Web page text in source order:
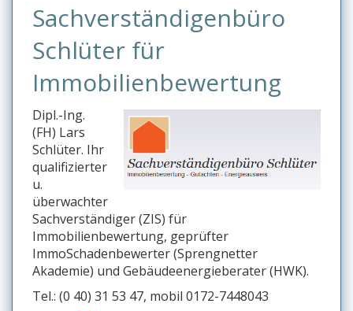
Sachverständigenbüro
Schlüter für
Immobilienbewertung
Dipl.-Ing.
(FH) Lars
Schlüter. Ihr
qualifizierter
u.
überwachter
Sachverständiger (ZIS) für
Immobilienbewertung, geprüfter
ImmoSchadenbewerter (Sprengnetter
Akademie) und Gebäudeenergieberater (HWK).
Tel.: (0 40) 31 53 47, mobil 0172-7448043